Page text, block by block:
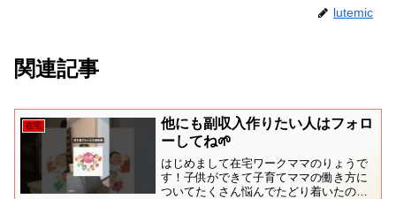
lutemic
関連記事
在宅
他にも副収入作りたい人はフォロ
ーしてね🌱
はじめまして在宅ワークママのりょうで
す！子供ができて子育てママの働き方に
ついてたくさん悩んでたどり着いたのが